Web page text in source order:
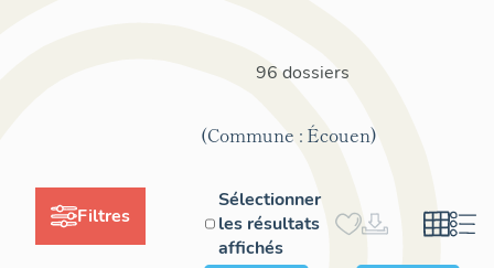
Filtres
96 dossiers
(Commune : Écouen)
Sélectionner
les résultats
affichés